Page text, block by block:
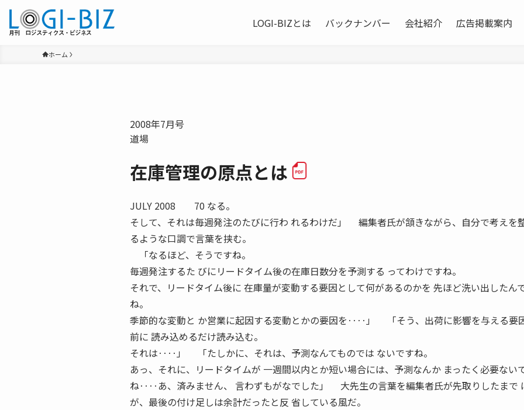
LOGI-BIZとは バックナンバー 会社紹介 広告掲載案内
ホーム
2008年7月号
道場
在庫管理の原点とは
JULY 2008 70 なる。
そして、それは毎週発注のたびに行わ れるわけだ」 編集者氏が頷きながら、自分で考えを
るような口調で言葉を挟む。
「なるほど、そうですね。
毎週発注するた びにリードタイム後の在庫日数分を予測する ってわけですね。
それで、リードタイム後に 在庫量が変動する要因として何があるのかを 先ほど洗い出したん
ね。
季節的な変動と か営業に起因する変動とかの要因を‥‥」 「そう、出荷に影響を与える要
前に 読み込めるだけ読み込む。
それは‥‥」 「たしかに、それは、予測なんてものでは ないですね。
あっ、それに、リードタイムが 一週間以内とか短い場合には、予測なんか まったく必要ない
ね‥‥あ、済みません、 言わずもがなでした」 大先生の言葉を編集者氏が先取りしたまで
が、最後の付け足しは余計だったと反 省している風だ。